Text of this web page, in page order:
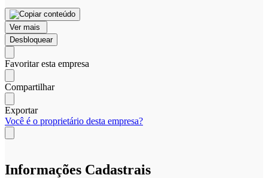
Ver mais
Desbloquear
Favoritar esta empresa
Compartilhar
Exportar
Você é o proprietário desta empresa?
Informações Cadastrais